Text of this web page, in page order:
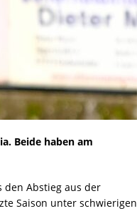
Beide haben am
den Abstieg aus der
Saison unter schwierigen